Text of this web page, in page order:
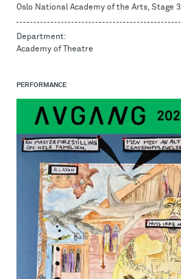
Oslo National Academy of the Arts, Stage 3
Department:
Academy of Theatre
PERFORMANCE